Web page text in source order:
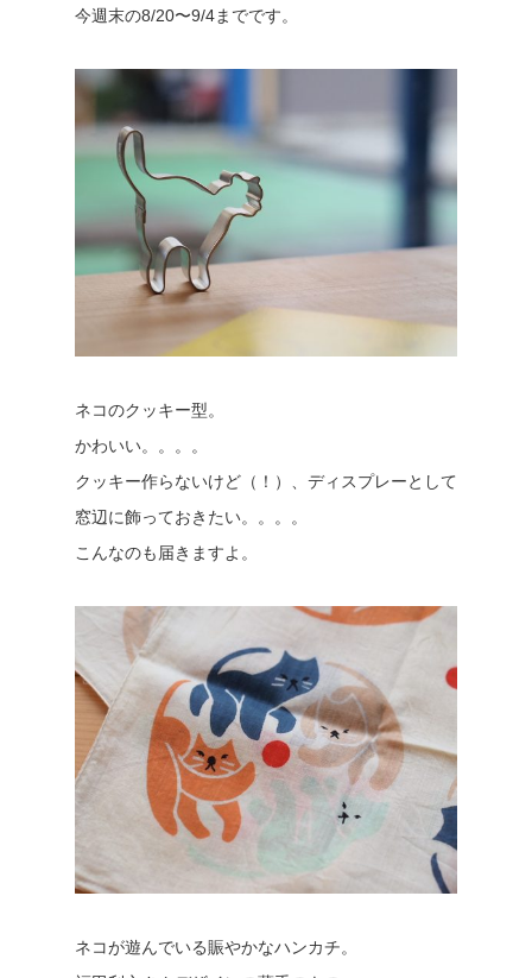
今週末の8/20〜9/4までです。
ネコのクッキー型。
かわいい。。。。
クッキー作らないけど（！）、ディスプレーとして
窓辺に飾っておきたい。。。。
こんなのも届きますよ。
ネコが遊んでいる賑やかなハンカチ。